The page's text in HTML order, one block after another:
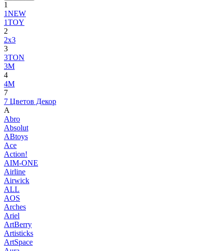
1
1NEW
1TOY
2
2x3
3
3TON
3М
4
4M
7
7 Цветов Декор
A
Abro
Absolut
ABtoys
Ace
Action!
AIM-ONE
Airline
Airwick
ALL
AOS
Arches
Ariel
ArtBerry
Artisticks
ArtSpace